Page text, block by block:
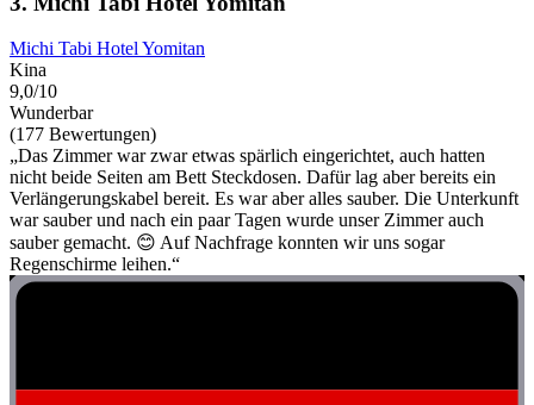
Michi Tabi Hotel Yomitan
Kina
9,0/10
Wunderbar
(177 Bewertungen)
„Das Zimmer war zwar etwas spärlich eingerichtet, auch hatten
nicht beide Seiten am Bett Steckdosen. Dafür lag aber bereits ein
Verlängerungskabel bereit. Es war aber alles sauber. Die Unterkunft
war sauber und nach ein paar Tagen wurde unser Zimmer auch
sauber gemacht. 😊 Auf Nachfrage konnten wir uns sogar
Regenschirme leihen.“